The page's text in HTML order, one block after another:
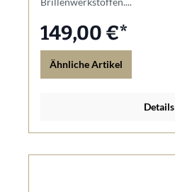
149,00 €*
Ähnliche Artikel
Details